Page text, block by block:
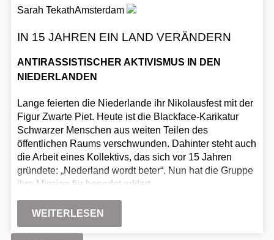
Sarah TekathAmsterdam
IN 15 JAHREN EIN LAND VERÄNDERN
ANTIRASSISTISCHER AKTIVISMUS IN DEN
NIEDERLANDEN
Lange feierten die Niederlande ihr Nikolausfest mit der
Figur Zwarte Piet. Heute ist die Blackface-Karikatur
Schwarzer Menschen aus weiten Teilen des
öffentlichen Raums verschwunden. Dahinter steht auch
die Arbeit eines Kollektivs, das sich vor 15 Jahren
gründete: „Nederland wordt beter“. Nun hat die Gruppe
ihre Mission für beendet erklärt.
WEITERLESEN